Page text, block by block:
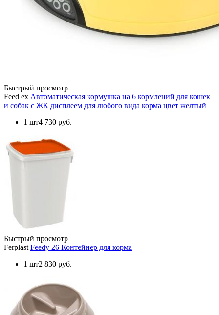
Быстрый просмотр
Feed ex Автоматическая кормушка на 6 кормлений для кошек
и собак с ЖК дисплеем для любого вида корма цвет желтый
1 шт4 730 руб.
Быстрый просмотр
Ferplast Feedy 26 Контейнер для корма
1 шт2 830 руб.